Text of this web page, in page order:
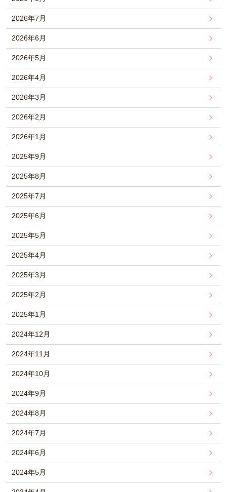
2026年7月
2026年6月
2026年5月
2026年4月
2026年3月
2026年2月
2026年1月
2025年9月
2025年8月
2025年7月
2025年6月
2025年5月
2025年4月
2025年3月
2025年2月
2025年1月
2024年12月
2024年11月
2024年10月
2024年9月
2024年8月
2024年7月
2024年6月
2024年5月